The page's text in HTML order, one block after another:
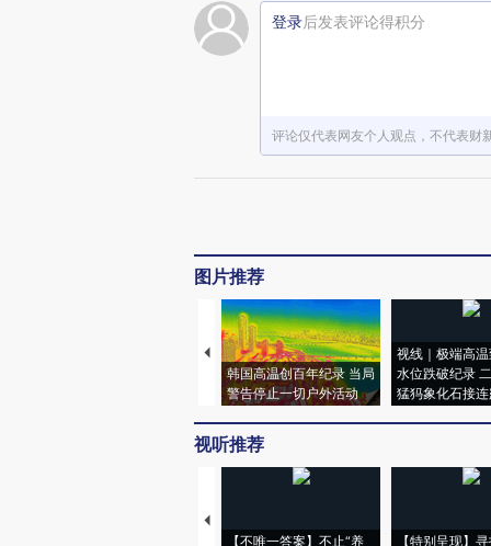
登录后发表评论得积分
评论仅代表网友个人观点，不代表财
图片推荐
韩国高温创百年纪录 当局
警告停止一切户外活动
视线｜极端高
水位跌破纪录
猛犸象化石接连
视听推荐
【不唯一答案】不止“养
【特别呈现】